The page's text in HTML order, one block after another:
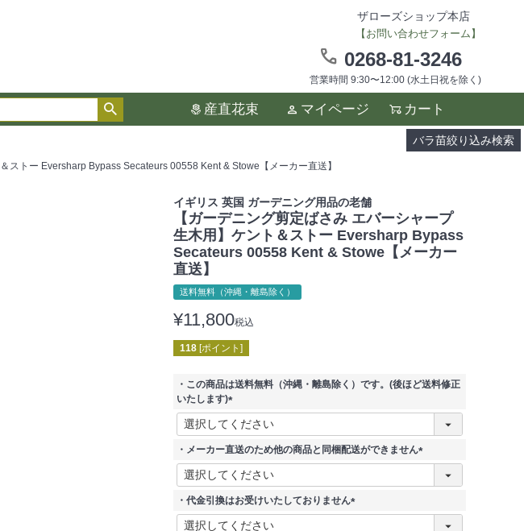
ザローズショップ本店
【お問い合わせフォーム】
0268-81-3246
営業時間 9:30〜12:00 (水土日祝を除く)
産直花束 マイページ カート
バラ苗絞り込み検索
品種のみ検索結果に表示されます。
どは1つずつ選択してください。
ストー Eversharp Bypass Secateurs 00558 Kent & Stowe【メーカー直送】
イギリス 英国 ガーデニング用品の老舗
【ガーデニング剪定ばさみ エバーシャープ
生木用】ケント＆ストー Eversharp Bypass
Secateurs 00558 Kent & Stowe【メーカー
直送】
送料無料（沖縄・離島除く）
¥11,800税込
118 [ポイント]
・この商品は送料無料（沖縄・離島除く）です。(後ほど送料修正
いたします)
(
必
須
・メーカー直送のため他の商品と同梱配送ができません
(
・代金引換はお受けいたしておりません
(